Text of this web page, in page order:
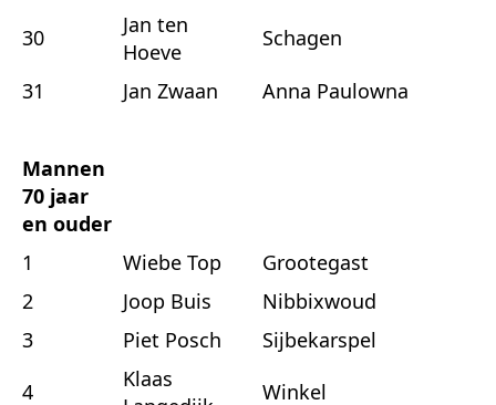
30
Jan ten
Hoeve
Schagen
31
Jan Zwaan Anna Paulowna
Mannen
70 jaar
en ouder
1
Wiebe Top
Grootegast
2
Joop Buis
Nibbixwoud
3
Piet Posch
Sijbekarspel
4
Klaas
Winkel